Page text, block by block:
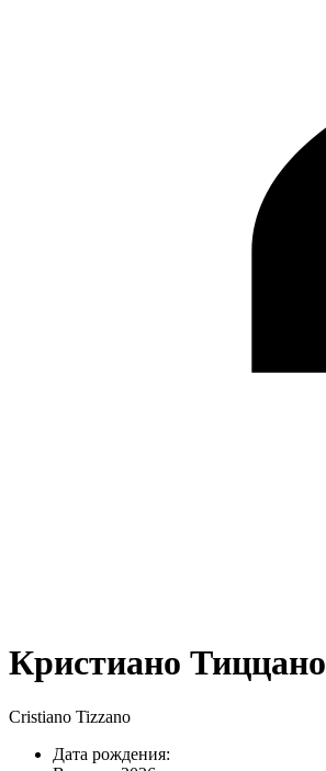
Кристиано Тиццано
Cristiano Tizzano
Дата рождения: